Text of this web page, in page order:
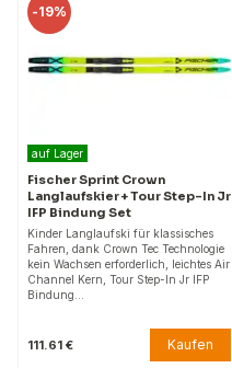
-19%
auf Lager
Fischer Sprint Crown
Langlaufskier + Tour Step-In Jr
IFP Bindung Set
Kinder Langlaufski für klassisches
Fahren, dank Crown Tec Technologie
kein Wachsen erforderlich, leichtes Air
Channel Kern, Tour Step-In Jr IFP
Bindung…
111.61 € Kaufen